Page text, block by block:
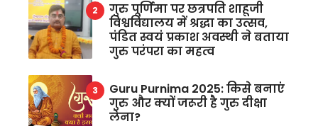
गुरु पूर्णिमा पर छत्रपति शाहूजी
विश्वविद्यालय में श्रद्धा का उत्सव,
पंडित स्वयं प्रकाश अवस्थी ने बताया
गुरु परंपरा का महत्व
Guru Purnima 2025: किसे बनाएं
गुरु और क्यों जरूरी है गुरु दीक्षा
लेना?